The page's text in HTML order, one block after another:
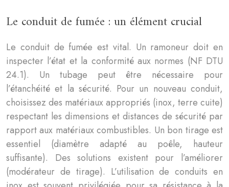
Le conduit de fumée : un élément crucial
Le conduit de fumée est vital. Un ramoneur doit en
inspecter l’état et la conformité aux normes (NF DTU
24.1). Un tubage peut être nécessaire pour
l’étanchéité et la sécurité. Pour un nouveau conduit,
choisissez des matériaux appropriés (inox, terre cuite)
respectant les dimensions et distances de sécurité par
rapport aux matériaux combustibles. Un bon tirage est
essentiel (diamètre adapté au poêle, hauteur
suffisante). Des solutions existent pour l’améliorer
(modérateur de tirage). L’utilisation de conduits en